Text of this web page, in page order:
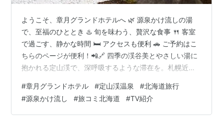
ようこそ、章月グランドホテルへ 🌿 源泉かけ流しの湯
で、至福のひととき ♨️ 旬を味わう、贅沢な食事 🍴 客室
で過ごす、静かな時間 🛏️ アクセスも便利 🚗 ご予約はこ
ちらのページが便利！📲🔗 四季の渓谷美とやさしい湯に
抱かれる定山渓で、深呼吸するような滞在を。札幌近郊
ルの魅力を、写真のいらない情景でお届けします。 宿の
概要 温泉の魅力 食事 客室 アクセス ご予約は ようこそ、
章月グランドホテルへ 🌿 1934年創業の老舗として受け
#章月グランドホテル #定山渓温泉 #北海道旅行
#源泉かけ流し #旅コミ北海道 #TV紹介